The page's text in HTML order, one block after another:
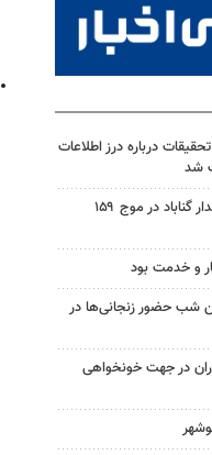
درباره درز اطلاعات
شد
اجتماع مردم ولایتمدار گناباد در موج ۱۵۹
و خدمت بود
شب حضور زنجانی‌ها در
در جهت خونخواهی